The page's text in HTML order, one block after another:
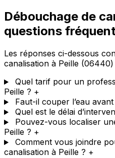
Débouchage de
questions
Les réponses ci-dessous
canalisation à Peille
Quel tarif pour un
Peille ? +
Faut-il couper l’eau
Quel est le délai
Pouvez-vous localiser
Peille ? +
Comment vous joindre
canalisation à Peille ? +